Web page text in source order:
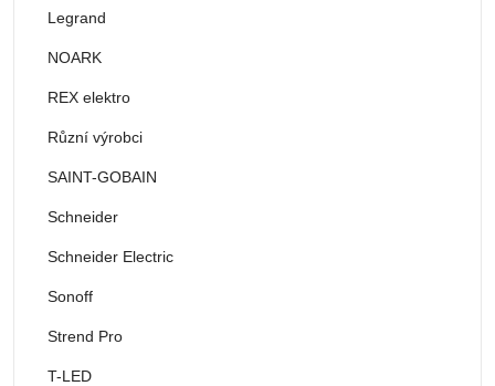
Legrand
NOARK
REX elektro
Různí výrobci
SAINT-GOBAIN
Schneider
Schneider Electric
Sonoff
Strend Pro
T-LED